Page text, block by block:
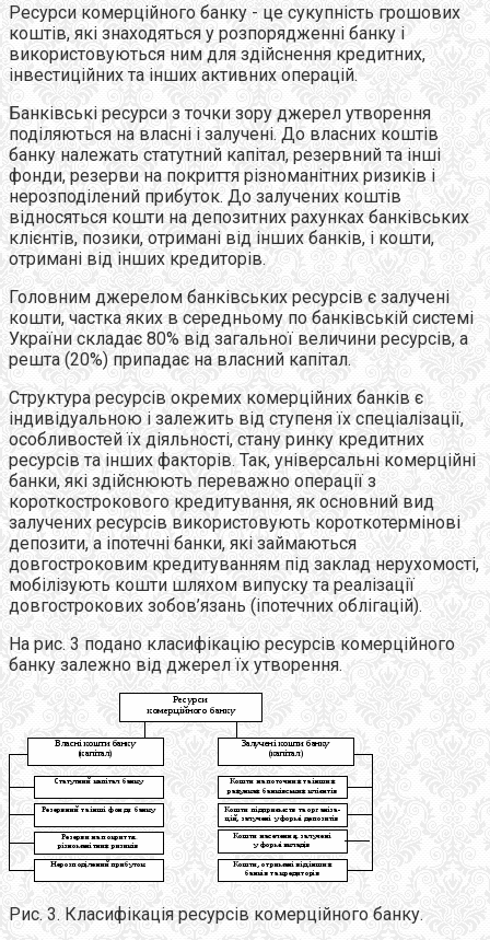
Ресурси комерційного банку - це сукупність грошових
коштів, які знаходяться у розпорядженні банку і
використовуються ним для здійснення кредитних,
інвестиційних та інших активних операцій.
Банківські ресурси з точки зору джерел утворення
поділяються на власні і залучені. До власних коштів
банку належать статутний капітал, резервний та інші
фонди, резерви на покриття різноманітних ризиків і
нерозподілений прибуток. До залучених коштів
відносяться кошти на депозитних рахунках банківських
клієнтів, позики, отримані від інших банків, і кошти,
отримані від інших кредиторів.
Головним джерелом банківських ресурсів є залучені
кошти, частка яких в середньому по банківській системі
України складає 80% від загальної величини ресурсів, а
решта (20%) припадає на власний капітал.
Структура ресурсів окремих комерційних банків є
індивідуальною і залежить від ступеня їх спеціалізації,
особливостей їх діяльності, стану ринку кредитних
ресурсів та інших факторів. Так, універсальні комерційні
банки, які здійснюють переважно операції з
короткострокового кредитування, як основний вид
залучених ресурсів використовують короткотермінові
депозити, а іпотечні банки, які займаються
довгостроковим кредитуванням під заклад нерухомості,
мобілізують кошти шляхом випуску та реалізації
довгострокових зобов’язань (іпотечних облігацій).
На рис. 3 подано класифікацію ресурсів комерційного
банку залежно від джерел їх утворення.
Рис. 3. Класифікація ресурсів комерційного банку.